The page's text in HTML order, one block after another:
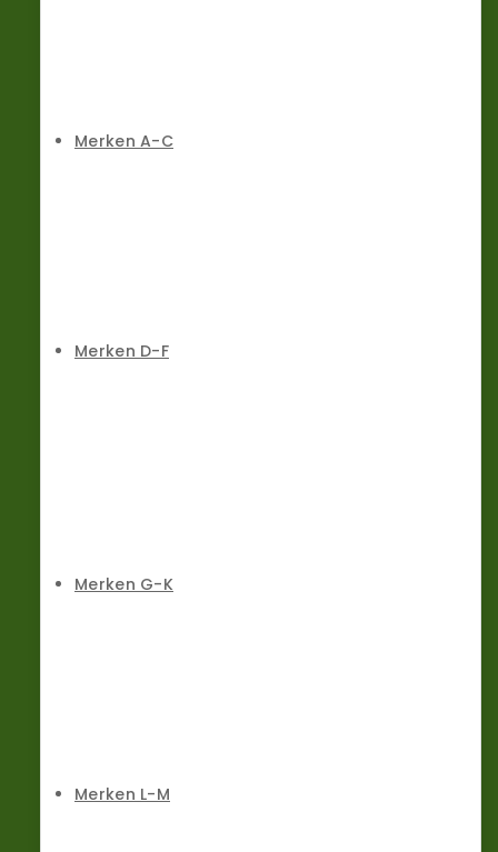
Merken A-C
Merken D-F
Merken G-K
Merken L-M